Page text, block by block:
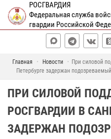
РОСГВАРДИЯ
Федеральная служба
гвардии Российской
Главная Новости
При силовой
Петербурге задержан
ПРИ СИЛОВОЙ
РОСГВАРДИИ В
ЗАДЕРЖАН